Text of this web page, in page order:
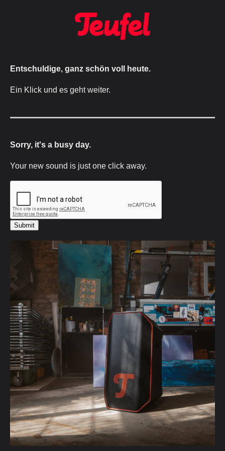
Entschuldige, ganz schön voll heute.
Ein Klick und es geht weiter.
Sorry, it's a busy day.
Your new sound is just one click away.